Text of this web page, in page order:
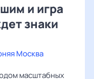
и игра
знаки
Москва
масштабных